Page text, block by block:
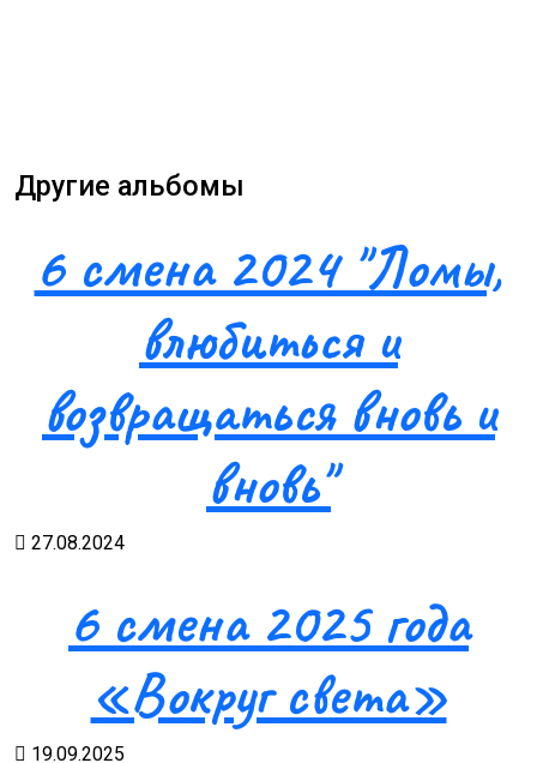
Другие альбомы
6 смена 2024 "Ломы,
влюбиться и
возвращаться вновь и
вновь"
27.08.2024
6 смена 2025 года
«Вокруг света»
19.09.2025